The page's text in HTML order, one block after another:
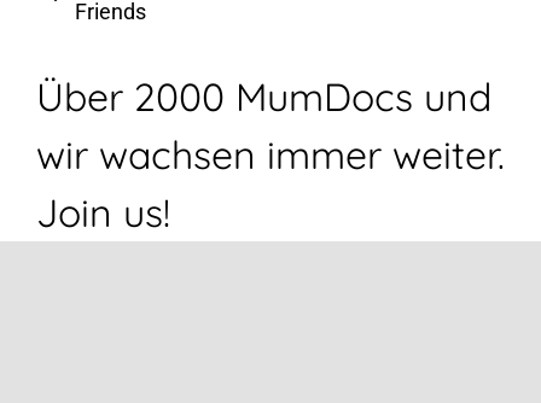
Friends
Über 2000 MumDocs und
wir wachsen immer weiter.
Join us!